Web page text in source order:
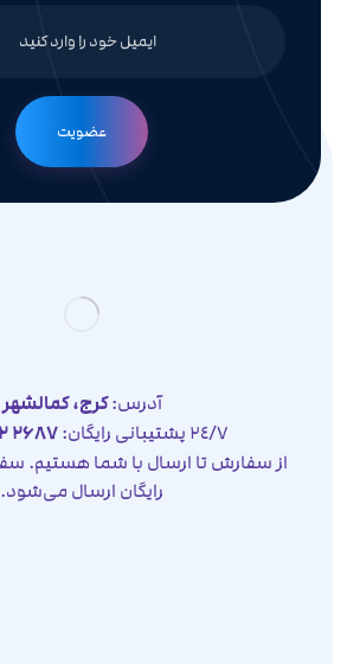
عضویت
آدرس:کرج، کمالشهر
٢٤/٧ پشتیبانی رایگان: 2687 842 0910
رایگان ارسال می‌شود.